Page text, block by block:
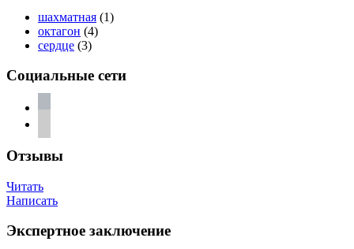
шахматная (1)
октагон (4)
сердце (3)
Социальные сети
Отзывы
Читать
Написать
Экспертное заключение